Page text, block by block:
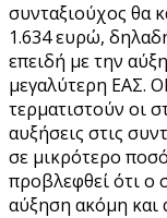
συνταξιούχος θα
1.634 ευρώ,
επειδή με την
μεγαλύτερη ΕΑΣ.
τερματιστούν οι
αυξήσεις στις
σε μικρότερο
προβλεφθεί ότι ο
αύξηση ακόμη και